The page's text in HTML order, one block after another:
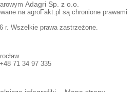
Adagri Sp. z o.o.
na agroFakt.pl są chronione prawami
r. Wszelkie prawa zastrzeżone.
+48 71 34 97 335